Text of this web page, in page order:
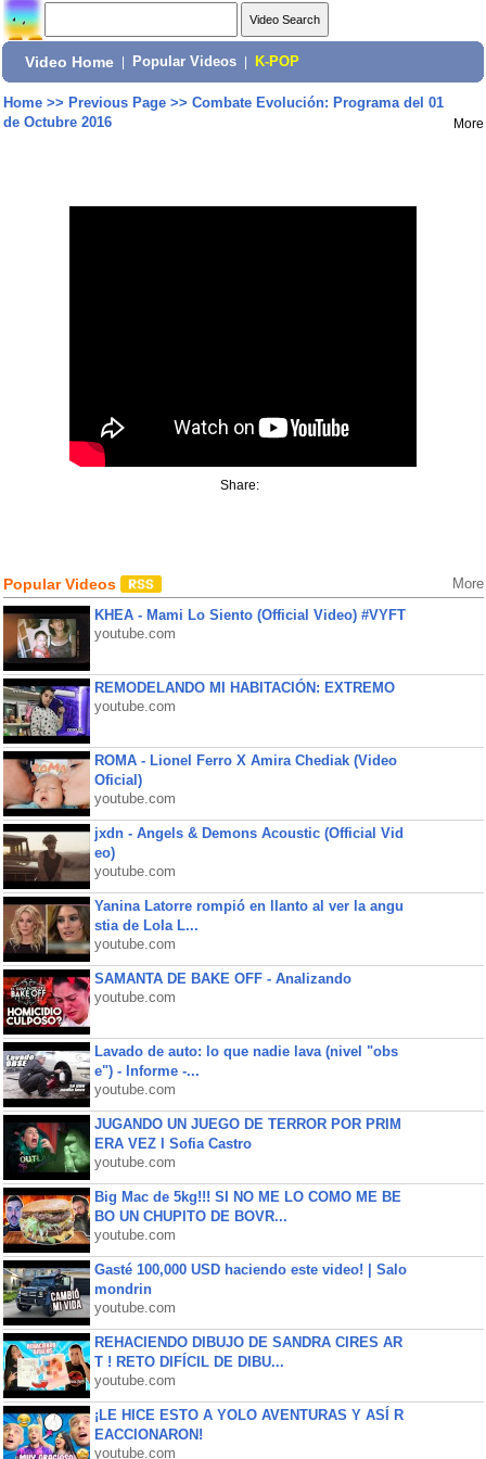
Video Home Popular Videos K-POP
Home>> Previous Page>> Combate Evolución: Programa del 01
de Octubre 2016
More
Share:
Popular Videos More
KHEA - Mami Lo Siento (Official Video) #VYFT
youtube.com
REMODELANDO MI HABITACIÓN: EXTREMO
youtube.com
ROMA - Lionel Ferro X Amira Chediak (Video
Oficial)
youtube.com
jxdn - Angels & Demons Acoustic (Official Vid
eo)
youtube.com
Yanina Latorre rompió en llanto al ver la angu
stia de Lola L...
youtube.com
SAMANTA DE BAKE OFF - Analizando
youtube.com
Lavado de auto: lo que nadie lava (nivel "obs
e") - Informe -...
youtube.com
JUGANDO UN JUEGO DE TERROR POR PRIM
ERA VEZ l Sofia Castro
youtube.com
Big Mac de 5kg!!! SI NO ME LO COMO ME BE
BO UN CHUPITO DE BOVR...
youtube.com
Gasté 100,000 USD haciendo este video! | Salo
mondrin
youtube.com
REHACIENDO DIBUJO DE SANDRA CIRES AR
T ! RETO DIFÍCIL DE DIBU...
youtube.com
¡LE HICE ESTO A YOLO AVENTURAS Y ASÍ R
EACCIONARON!
youtube.com